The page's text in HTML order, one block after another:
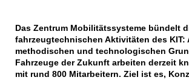
Das Zentrum Mobilitätssysteme bündelt
fahrzeugtechnischen Aktivitäten des KIT:
methodischen und technologischen
Fahrzeuge der Zukunft arbeiten derzeit
mit rund 800 Mitarbeitern. Ziel ist es,